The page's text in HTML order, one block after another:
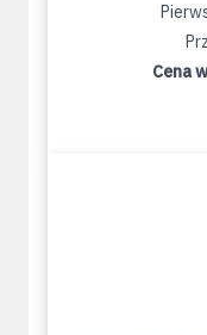
Cena